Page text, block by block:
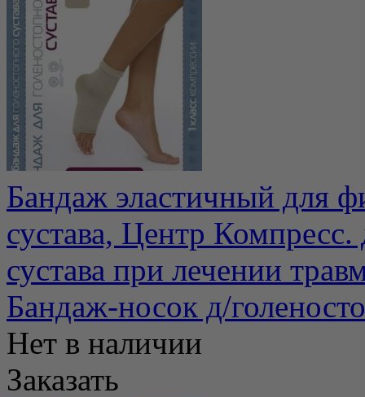
Бандаж эластичный для
сустава, Центр
сустава при лечении
Бандаж-носок д/
Нет в наличии
Заказать